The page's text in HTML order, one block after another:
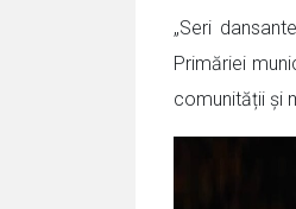
„Seri
Primăriei
comunității și